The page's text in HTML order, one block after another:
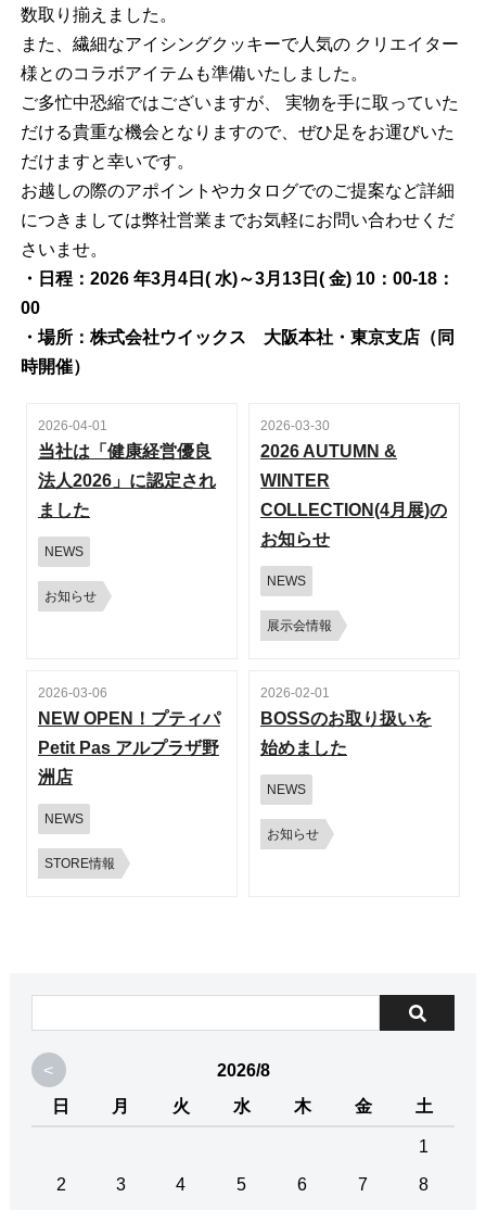
数取り揃えました。
また、繊細なアイシングクッキーで人気の クリエイター
様とのコラボアイテムも準備いたしました。
ご多忙中恐縮ではございますが、 実物を手に取っていた
だける貴重な機会となりますので、ぜひ足をお運びいた
だけますと幸いです。
お越しの際のアポイントやカタログでのご提案など詳細
につきましては弊社営業までお気軽にお問い合わせくだ
さいませ。
・日程：2026 年3月4日( 水)～3月13日( 金) 10：00‐18：
00
・場所：株式会社ウイックス 大阪本社・東京支店（同
時開催）
2026-04-01
当社は「健康経営優良
法人2026」に認定され
ました
NEWS
お知らせ
2026-03-30
2026 AUTUMN &
WINTER
COLLECTION(4月展)の
お知らせ
NEWS
展示会情報
2026-03-06
NEW OPEN！プティパ
Petit Pas アルプラザ野
洲店
NEWS
STORE情報
2026-02-01
BOSSのお取り扱いを
始めました
NEWS
お知らせ
<
2026/8
日
月 火 水 木 金 土
1
2 3 4 5 6 7 8